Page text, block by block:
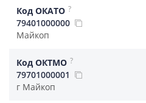
Код ОКАТО ?
79401000000
Майкоп
Код ОКТМО ?
79701000001
г Майкоп